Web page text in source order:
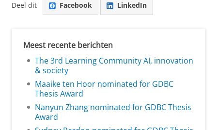
Deel dit Facebook LinkedIn
Meest recente berichten
The 3rd Learning Community AI, innovation
& society
Maaike ten Hoor nominated for GDBC
Thesis Award
Nanyun Zhang nominated for GDBC Thesis
Award